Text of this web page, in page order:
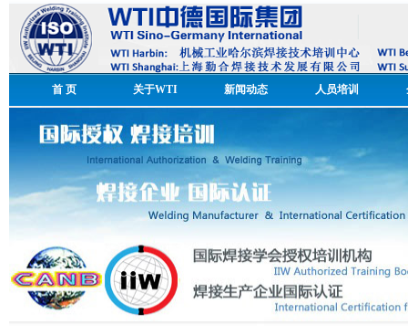
首 页 关于WTI 新闻动态 人员培训